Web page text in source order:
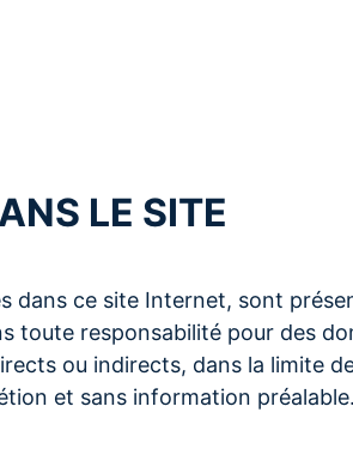
LE SITE
ce site Internet, sont
toute responsabilité pour des
ou indirects, dans la limite
et sans information préalable.